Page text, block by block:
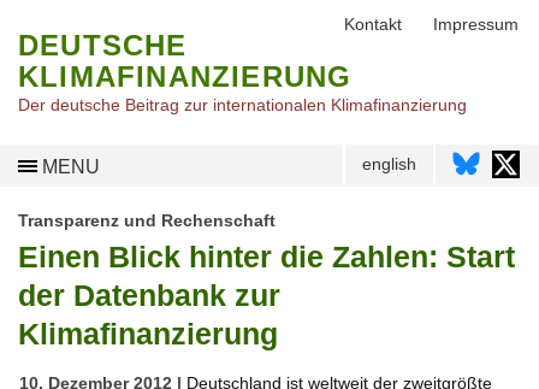
DEUTSCHE
KLIMAFINANZIERUNG
Der deutsche Beitrag zur internationalen Klimafinanzierung
MENU english
Transparenz und Rechenschaft
Einen Blick hinter die Zahlen: Start
der Datenbank zur
Klimafinanzierung
10. Dezember 2012 | Deutschland ist weltweit der zweitgrößte
Kontakt Impressum